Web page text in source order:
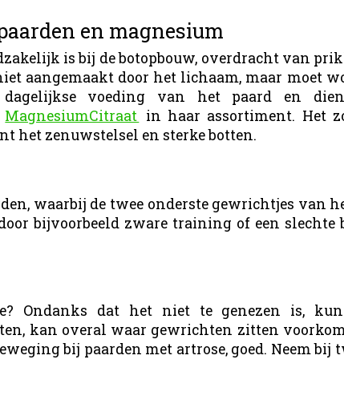
en magnesium
is bij de botopbouw, overdracht van
aangemaakt door het lichaam, maar moet
voeding van het paard en
MagnesiumCitraat in haar assortiment. Het
het zenuwstelsel en sterke botten.
waarbij de twee onderste gewrichtjes
bijvoorbeeld zware training of een slechte
Ondanks dat het niet te genezen is,
kan overal waar gewrichten zitten
bij paarden met artrose, goed. Neem